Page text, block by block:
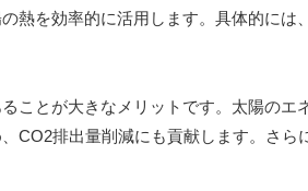
の熱を効率的に活用します。具体的には、
ことが大きなメリットです。太陽のエ
CO2排出量削減にも貢献します。さら